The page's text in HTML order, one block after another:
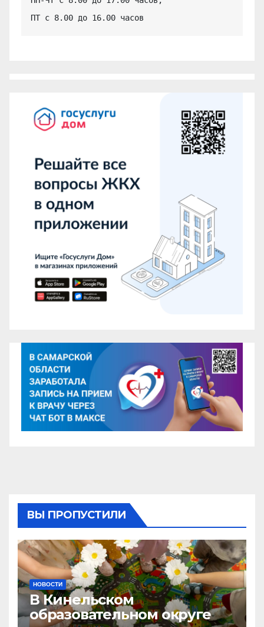
ПТ с 8.00 до 16.00 часов
ВЫ ПРОПУСТИЛИ
НОВОСТИ
В Кинельском
образовательном округе